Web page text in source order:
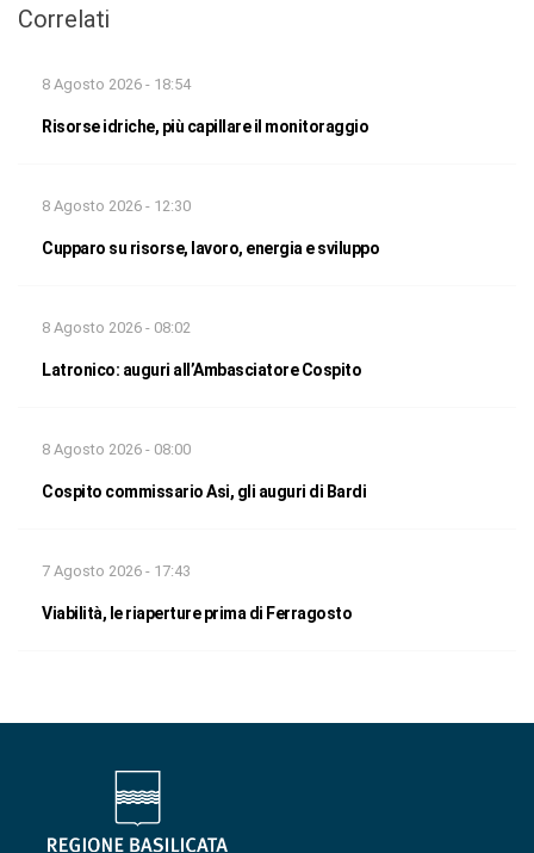
Correlati
8 Agosto 2026 - 18:54
Risorse idriche, più capillare il monitoraggio
8 Agosto 2026 - 12:30
Cupparo su risorse, lavoro, energia e sviluppo
8 Agosto 2026 - 08:02
Latronico: auguri all’Ambasciatore Cospito
8 Agosto 2026 - 08:00
Cospito commissario Asi, gli auguri di Bardi
7 Agosto 2026 - 17:43
Viabilità, le riaperture prima di Ferragosto